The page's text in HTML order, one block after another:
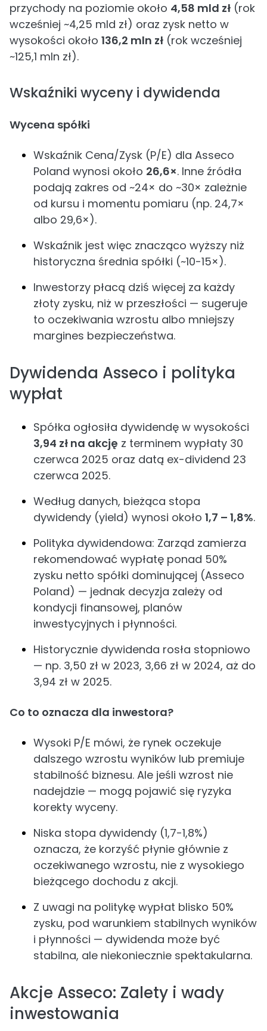
przychody na poziomie około 4,58 mld zł (rok
wcześniej ~4,25 mld zł) oraz zysk netto w
wysokości około 136,2 mln zł (rok wcześniej
~125,1 mln zł).
Wskaźniki wyceny i dywidenda
Wycena spółki
Wskaźnik Cena/Zysk (P/E) dla Asseco
Poland wynosi około 26,6×. Inne źródła
podają zakres od ~24× do ~30× zależnie
od kursu i momentu pomiaru (np. 24,7×
albo 29,6×).
Wskaźnik jest więc znacząco wyższy niż
historyczna średnia spółki (~10-15×).
Inwestorzy płacą dziś więcej za każdy
złoty zysku, niż w przeszłości — sugeruje
to oczekiwania wzrostu albo mniejszy
margines bezpieczeństwa.
Dywidenda Asseco i polityka
wypłat
Spółka ogłosiła dywidendę w wysokości
3,94 zł na akcję z terminem wypłaty 30
czerwca 2025 oraz datą ex-dividend 23
czerwca 2025.
Według danych, bieżąca stopa
dywidendy (yield) wynosi około 1,7 – 1,8%.
Polityka dywidendowa: Zarząd zamierza
rekomendować wypłatę ponad 50%
zysku netto spółki dominującej (Asseco
Poland) — jednak decyzja zależy od
kondycji finansowej, planów
inwestycyjnych i płynności.
Historycznie dywidenda rosła stopniowo
— np. 3,50 zł w 2023, 3,66 zł w 2024, aż do
3,94 zł w 2025.
Co to oznacza dla inwestora?
Wysoki P/E mówi, że rynek oczekuje
dalszego wzrostu wyników lub premiuje
stabilność biznesu. Ale jeśli wzrost nie
nadejdzie — mogą pojawić się ryzyka
korekty wyceny.
Niska stopa dywidendy (1,7-1,8%)
oznacza, że korzyść płynie głównie z
oczekiwanego wzrostu, nie z wysokiego
bieżącego dochodu z akcji.
Z uwagi na politykę wypłat blisko 50%
zysku, pod warunkiem stabilnych wyników
i płynności — dywidenda może być
stabilna, ale niekoniecznie spektakularna.
Akcje Asseco: Zalety i wady
inwestowania